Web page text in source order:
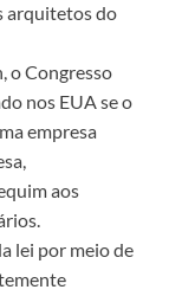
arquitetos do
o Congresso
nos EUA se o
empresa
aos
lei por meio de